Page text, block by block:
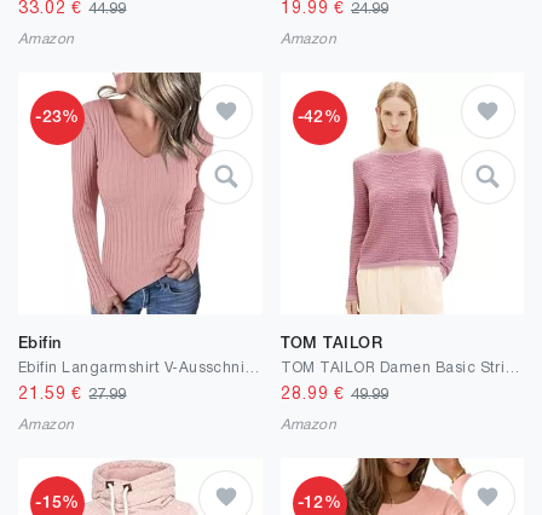
33.02 €44.99
Amazon
19.99 € 24.99
Amazon
-23%
Ebifin
21.59 €27.99
Amazon
-42%
TOM TAILOR
28.99 € 49.99
Amazon
-15% -12%